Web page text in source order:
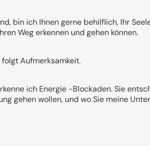
bin ich Ihnen gerne behilflich, Ihr
Weg erkennen und gehen können.
folgt Aufmerksamkeit.
ich Energie -Blockaden. Sie
gehen wollen, und wo Sie meine